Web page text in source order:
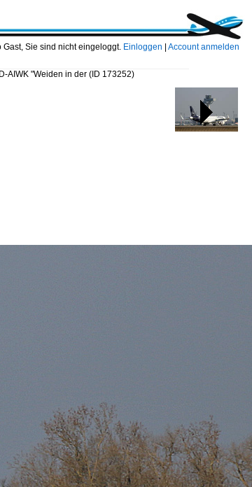
Gast, Sie sind nicht eingeloggt. Einloggen Account anmelden
AIWK "Weiden in der (ID 173252)